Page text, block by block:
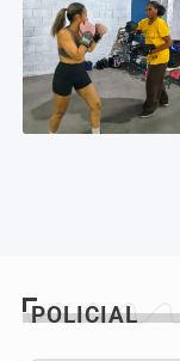
POLICIAL